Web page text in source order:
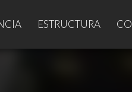
ESTRUCTURA